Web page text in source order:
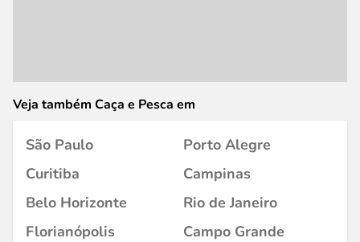
Veja também Caça e Pesca em
São Paulo
Porto Alegre
Curitiba
Campinas
Belo Horizonte
Rio de Janeiro
Florianópolis
Campo Grande